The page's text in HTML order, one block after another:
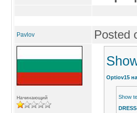
Pavlov Posted
Начинающий
Optiov15
Show